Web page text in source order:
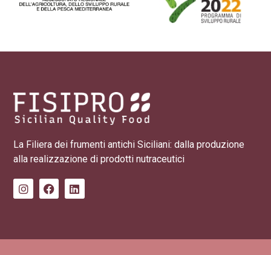
La Filiera dei frumenti antichi Siciliani: dalla produzione
alla realizzazione di prodotti nutraceutici